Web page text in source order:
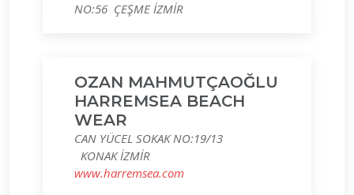
NO:56 ÇEŞME İZMİR
OZAN MAHMUTÇAOĞLU
HARREMSEA BEACH
WEAR
CAN YÜCEL SOKAK NO:19/13
KONAK İZMİR
www.harremsea.com